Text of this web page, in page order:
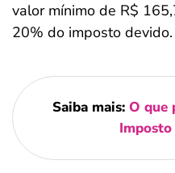
valor mínimo de R$
20% do imposto devido.
Saiba mais: O que
Imposto